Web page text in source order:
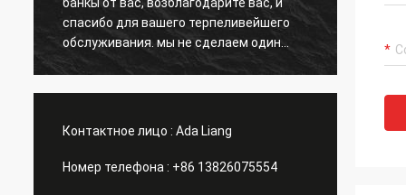
терпеливейшего
не сделаем один
заказ придут.
очень хорошо теперь. Я буду
вас в касании.
Контактное лицо : Ada Liang
Номер телефона : +86 13826075554